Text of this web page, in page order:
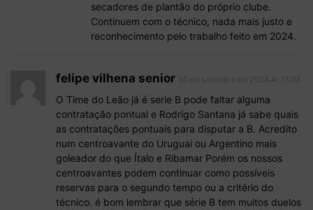
secadores de plantão do próprio clube.
Continuem com o técnico, nada mais justo e
reconhecimento pelo trabalho feito em 2024.
felipe vilhena senior
O Time do Leão já é serie B pode faltar alguma
contratação pontual e Rodrigo Santana já sabe quais
as contratações pontuais para disputar a B. Acredito
num centroavante do Uruguai ou Argentino mais
goleador do que Ítalo e Ribamar Porém os nossos
centroavantes podem continuar como possíveis
reservas para o segundo tempo ou a critério do
técnico. é bom lembrar que série B tem muitos duelos